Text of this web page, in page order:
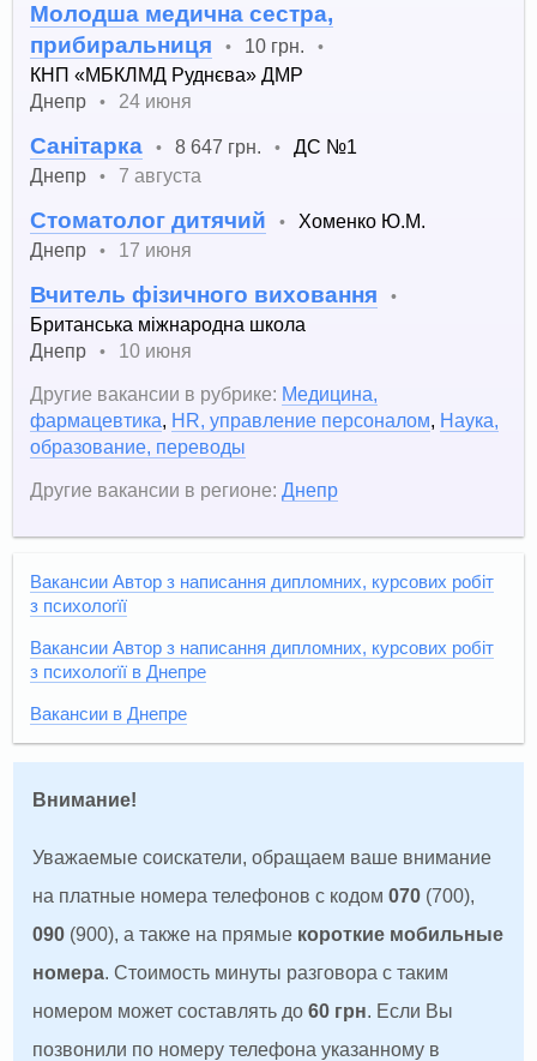
Молодша медична сестра,
прибиральниця
• 10 грн. •
КНП «МБКЛМД Руднєва» ДМР
Днепр
• 24 июня
Санітарка • 8 647 грн. •
ДС №1
Днепр
• 7 августа
Стоматолог дитячий •
Хоменко Ю.М.
Днепр
• 17 июня
Вчитель фізичного виховання •
Британська міжнародна школа
Днепр
•
10 июня
Другие вакансии в рубрике: Медицина,
фармацевтика, HR, управление персоналом, Наука,
образование, переводы
Другие вакансии в регионе: Днепр
Вакансии Автор з написання дипломних, курсових робіт
з психологїї
Вакансии Автор з написання дипломних, курсових робіт
з психологїї в Днепре
Вакансии в Днепре
Внимание!
Уважаемые соискатели, обращаем ваше внимание
на платные номера телефонов с кодом070 (700),
090 (900), а также на прямые короткие мобильные
номера. Стоимость минуты разговора с таким
номером может составлять до60 грн. Если Вы
позвонили по номеру телефона указанному в